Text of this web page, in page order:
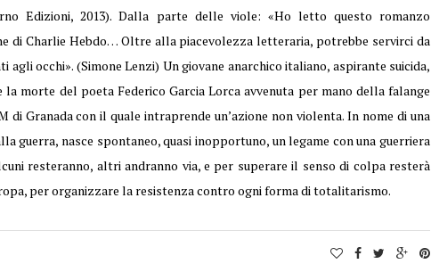
Edizioni, 2013). Dalla parte delle viole: «Ho letto questo romanzo
di Charlie Hebdo… Oltre alla piacevolezza letteraria, potrebbe servirci da
agli occhi». (Simone Lenzi) Un giovane anarchico italiano, aspirante suicida,
morte del poeta Federico Garcia Lorca avvenuta per mano della falange
di Granada con il quale intraprende un’azione non violenta. In nome di una
guerra, nasce spontaneo, quasi inopportuno, un legame con una guerriera
resteranno, altri andranno via, e per superare il senso di colpa resterà
per organizzare la resistenza contro ogni forma di totalitarismo.